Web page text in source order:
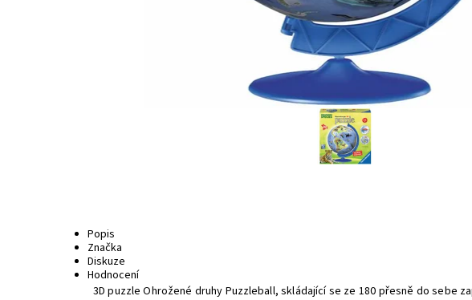
Popis
Značka
Diskuze
Hodnocení
3D puzzle Ohrožené druhy Puzzleball, skládající se ze 180 přesně do sebe